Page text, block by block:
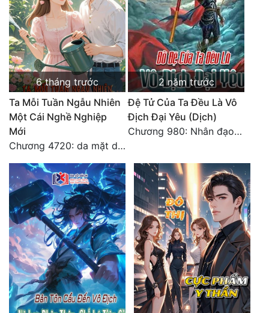
Cẩu Đạo Trường Sinh
Ngự Thú
Truyện Nam
Truyện Nữ
Vô Địch Lưu
Xây Dựng Thế Lực
Đam Mỹ
Đẹp
Đẹp Hiệp
Tính Cách Nhân Vật :
Cơ Trí
Sát Phạt Quyết Đoán
6 tháng trước
Ta Mỗi Tuần Ngẫu Nhiên
Một Cái Nghề Nghiệp
Mới
Chương 4720: da mặt dày
2 năm trước
Đệ Tử Của Ta Đều Là Vô
Địch Đại Yêu (Dịch)
Chương 980: Nhân đạo thành Thánh (4). HẾT.